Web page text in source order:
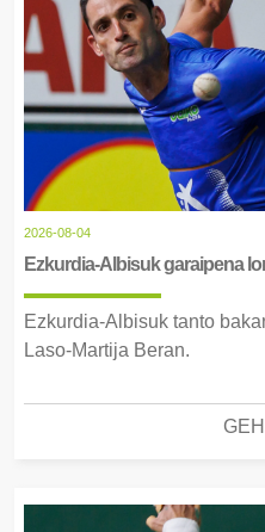
2026-08-04
Ezkurdia-Albisuk garaipena
Ezkurdia-Albisuk tanto
Laso-Martija Beran.